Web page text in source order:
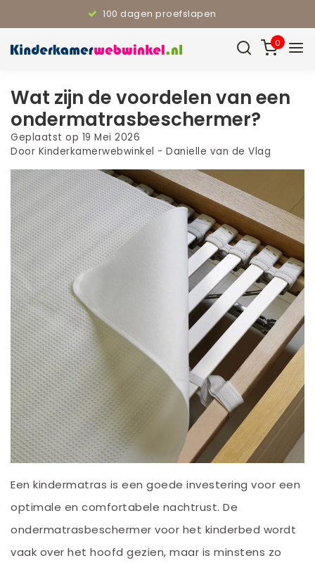
110% Laagste prijsgarantie
0
Wat zijn de voordelen van een
ondermatrasbeschermer?
Geplaatst op 19 Mei 2026
Door Kinderkamerwebwinkel - Danielle van de Vlag
Een kindermatras is een goede investering voor een
optimale en comfortabele nachtrust. De
ondermatrasbeschermer voor het kinderbed wordt
vaak over het hoofd gezien, maar is minstens zo